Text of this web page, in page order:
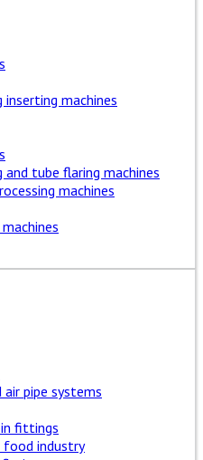
machines
tube flaring machines
machines
air pipe systems
fittings
industry